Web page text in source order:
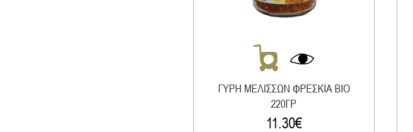
ΓΥΡΗ ΜΕΛΙΣΣΩΝ ΦΡΕΣΚΙΑ ΒΙΟ
220ΓΡ
11.30€